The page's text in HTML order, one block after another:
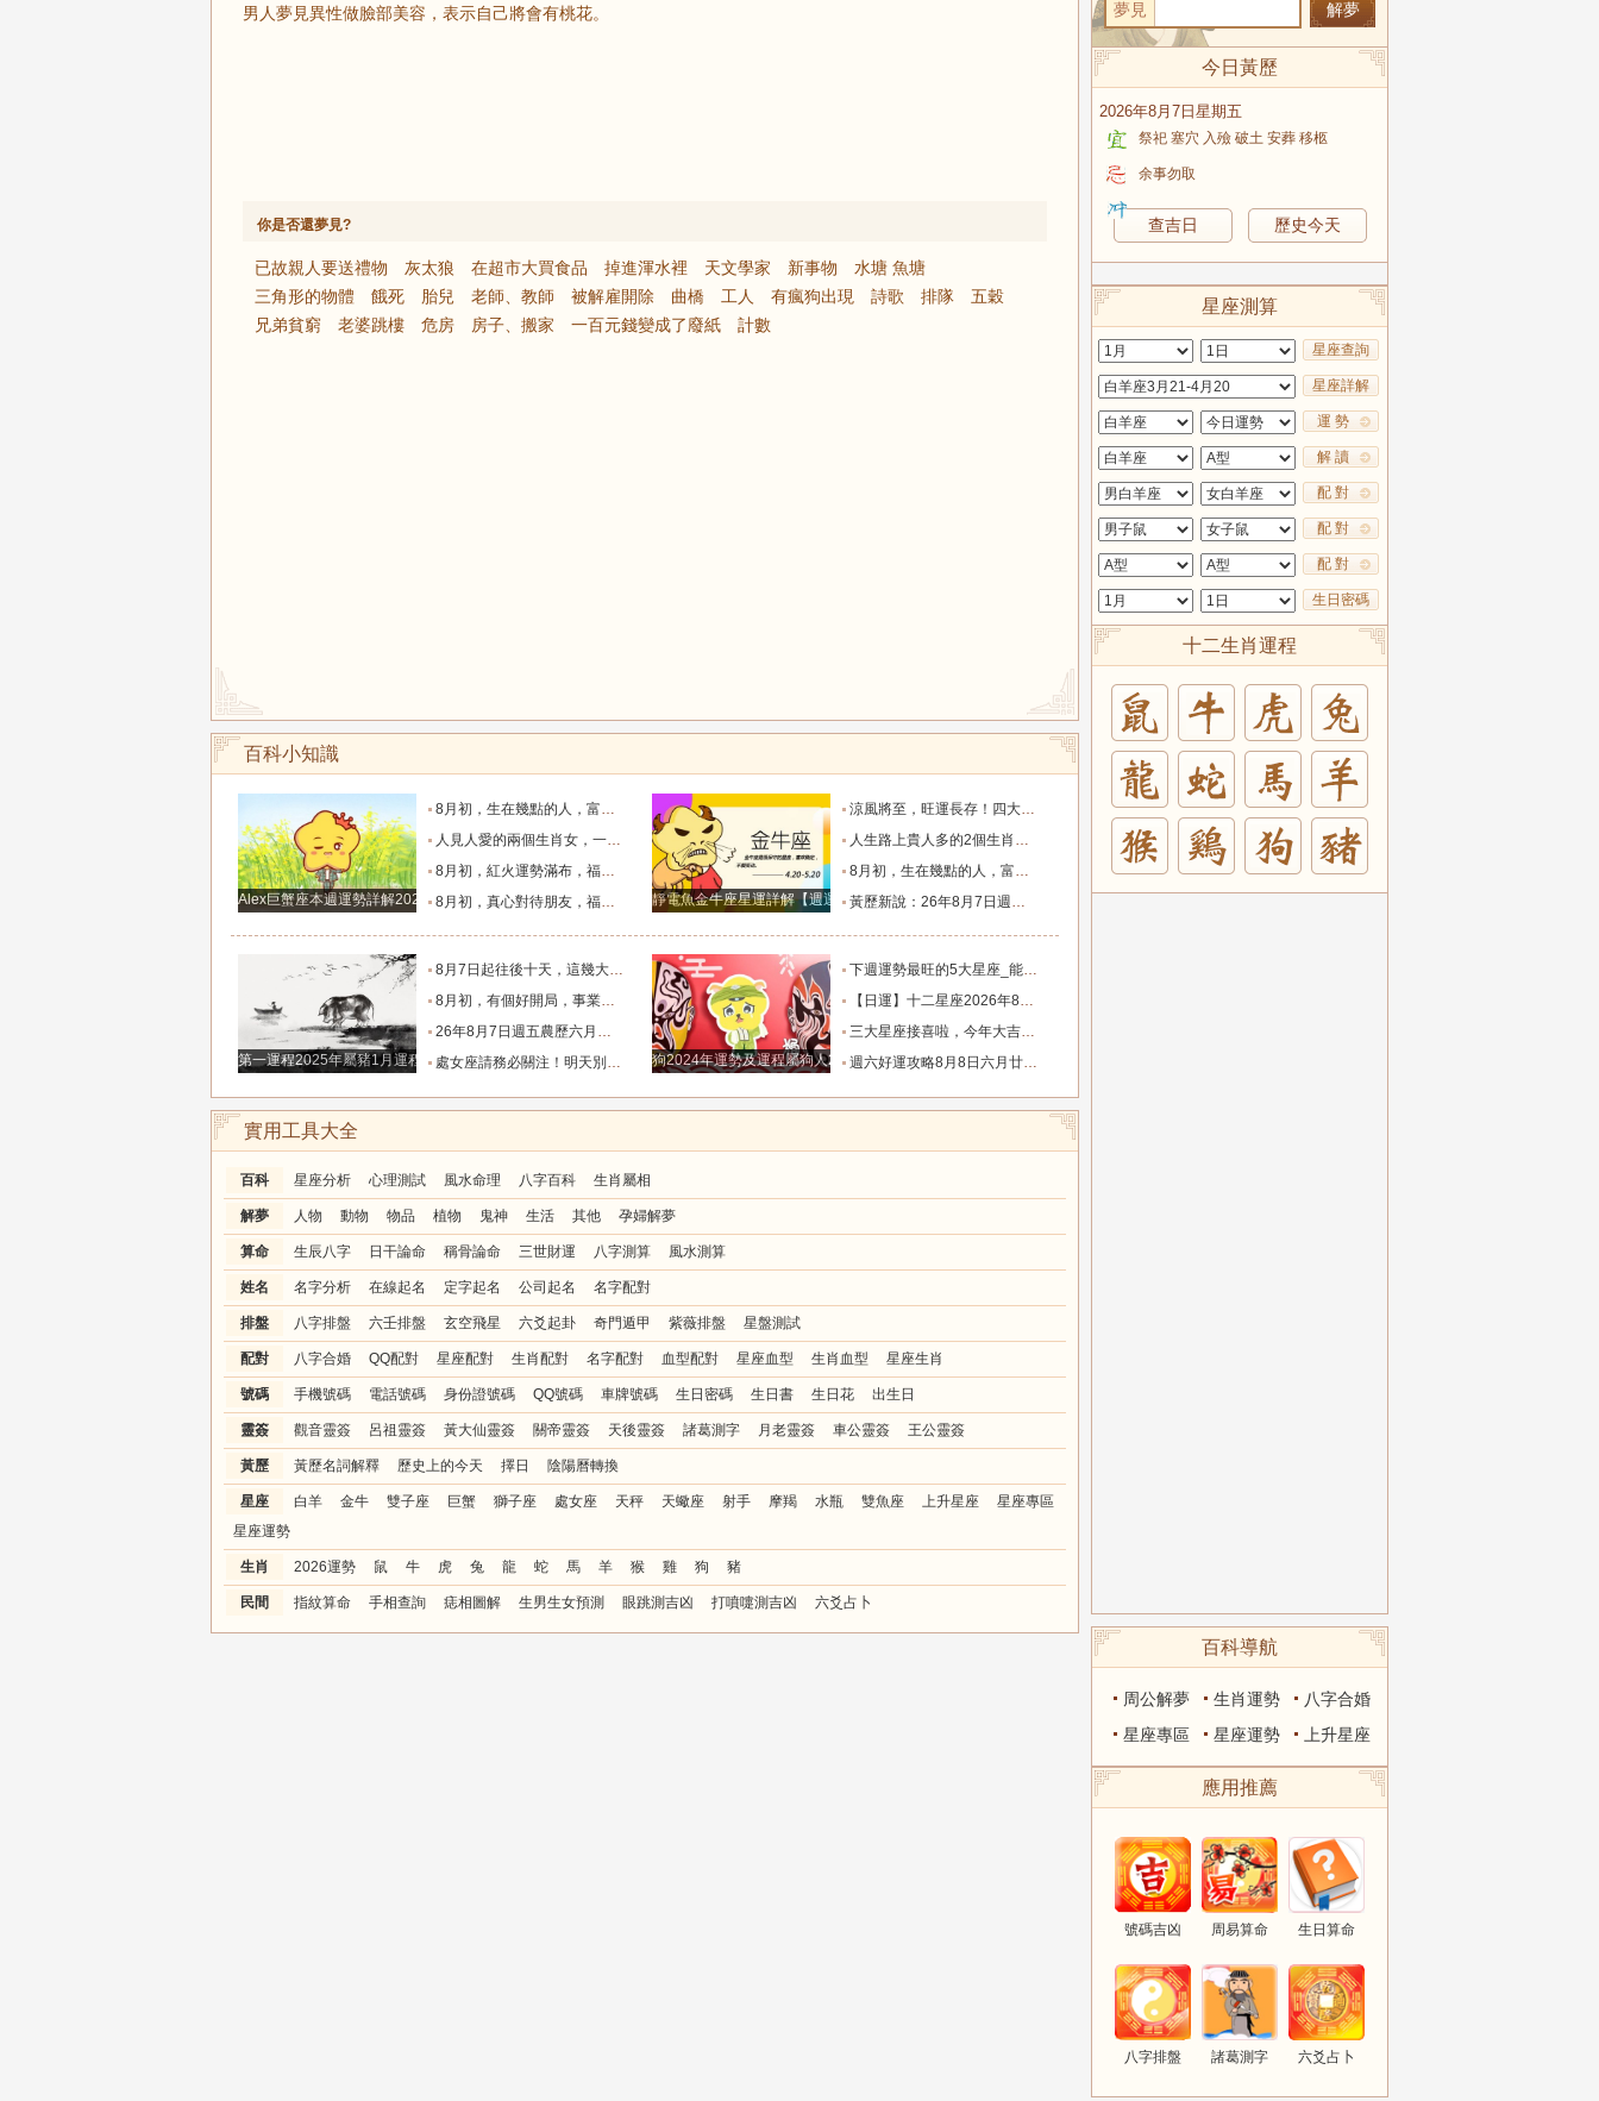
男人夢見異性做臉部美容，表示自己將會有桃花。
你是否還夢見?
已故親人要送禮物 灰太狼 在超市大買食品 掉進渾水裡 天文學家 新事物
水塘 魚塘
三角形的物體
餓死 胎兒 老師、教師 被解雇開除 曲橋 工人 有瘋狗出現 詩歌 排隊
五穀
兄弟貧窮
老婆跳樓 危房 房子、搬家 一百元錢變成了廢紙 計數
百科小知識
Alex巨蟹座本週運勢詳解2024.12.23-12.29
8月初，生在幾點的人，富有才情，桃花旺盛，和氣生財過一生_天秤座_獅子座_關係
人見人愛的兩個生肖女，一生追求者最多，堪稱萬人迷！_智慧_啟示_都能
8月初，紅火運勢滿布，福氣源源不斷的四個星座，日子美滿_朋友_獅子座_雙子座
8月初，真心對待朋友，福氣不缺，事業和生意蒸蒸日上的四個星座_合作中_金牛座_雙子座
靜電魚金牛座星運詳解【週運2024年12月9日-12月15日】
涼風將至，旺運長存！四大生肖的福氣要陪他們走過四季輪回_葉常青_守護_季節
人生路上貴人多的2個生肖女，紅火財運在身，擁有美滿愛情！_生活_總能_事業
8月初，生在幾點的人，富有才情，桃花旺盛，和氣生財過一生_天秤座_獅子座_關係
黃歷新說：26年8月7日週五農歷六月廿五，十二生肖宜忌吉兇早知道_吉神_日子_朋友
第一運程2025年屬豬1月運程解析
8月7日起往後十天，這幾大生肖財神安穩落座，聚財納福家底日漸變得厚實富足_池池_財運_時間
8月初，有個好開局，事業賺錢多，升職快，福氣指數高的4個星座_財運亨通_獅子座_天蠍座
26年8月7日週五農歷六月廿五十二生肖運勢及注意事項_工作_話說_生活
處女座請務必關注！明天別再自我委屈，趕走爛桃花和破財的陰霾！_宇宙_機會_方也會
狗2024年運勢及運程屬狗人2024運勢好嗎
下週運勢最旺的5大星座_能量_木星_獅子座
【日運】十二星座2026年8月8日運勢播報_方面_感情_工作時
三大星座接喜啦，今年大吉大利，財氣逼人，榮華富貴擋不住。_天蠍座_財富_智慧
週六好運攻略8月8日六月廿六，十二生肖運勢及注意事項_調和_衣飾_事務
實用工具大全
百科 星座分析 心理測試 風水命理 八字百科 生肖屬相
解夢 人物 動物 物品 植物 鬼神 生活 其他 孕婦解夢
算命 生辰八字 日干論命 稱骨論命 三世財運 八字測算 風水測算
姓名 名字分析 在線起名 定字起名 公司起名 名字配對
排盤 八字排盤 六壬排盤 玄空飛星 六爻起卦 奇門遁甲 紫薇排盤 星盤測試
配對 八字合婚 QQ配對 星座配對 生肖配對 名字配對 血型配對 星座血型 生肖血型 星座生肖
號碼 手機號碼 電話號碼 身份證號碼 QQ號碼 車牌號碼 生日密碼 生日書 生日花 出生日
靈簽 觀音靈簽 呂祖靈簽 黃大仙靈簽 關帝靈簽 天後靈簽 諸葛測字 月老靈簽 車公靈簽 王公靈簽
黃歷 黃歷名詞解釋 歷史上的今天 擇日 陰陽曆轉換
星座 白羊 金牛 雙子座 巨蟹 獅子座 處女座 天秤 天蠍座 射手 摩羯 水瓶 雙魚座 上升星座
星座專區
星座運勢
生肖 2026運勢 鼠 牛 虎 兔 龍 蛇 馬 羊 猴 雞 狗 豬
民間 指紋算命 手相查詢 痣相圖解 生男生女預測 眼跳測吉凶 打噴嚏測吉凶 六爻占卜
夢見
今日黃歷
2026年8月7日星期五
祭祀 塞穴 入殮 破土 安葬 移柩
余事勿取
查吉日 歷史今天
星座測算
星座查詢
星座詳解
運 勢
解 讀
配 對
配 對
配 對
生日密碼
十二生肖運程
羊
百科導航
周公解夢 生肖運勢
八字合婚
星座專區
星座運勢 上升星座
應用推薦
號碼吉凶 周易算命 生日算命
八字排盤 諸葛測字 六爻占卜